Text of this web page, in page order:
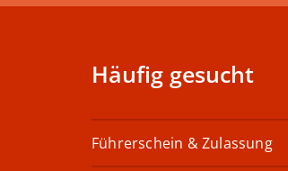
Häufig gesucht
Führerschein & Zulassung